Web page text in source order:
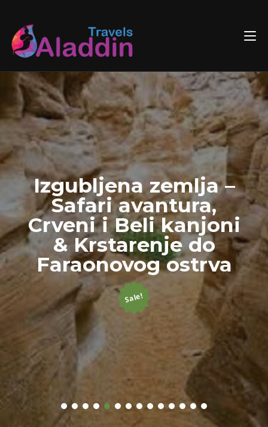
content
Izgubljena zemlja –
Safari avantura,
Crveni i Beli kanjoni
& Krstarenje do
Faraonovog ostrva
Sale!